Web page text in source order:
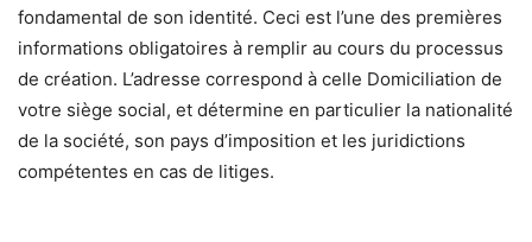
fondamental de son identité. Ceci est l’une des premières
informations obligatoires à remplir au cours du processus
de création. L’adresse correspond à celle Domiciliation de
votre siège social, et détermine en particulier la nationalité
de la société, son pays d’imposition et les juridictions
compétentes en cas de litiges.